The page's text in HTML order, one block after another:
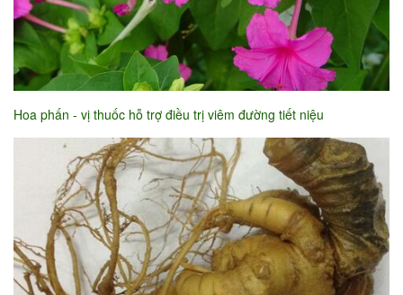
Hoa phấn - vị thuốc hỗ trợ điều trị viêm đường tiết niệu